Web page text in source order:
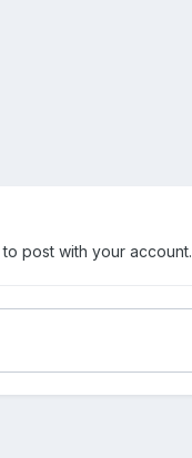
to post with your account.